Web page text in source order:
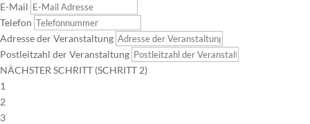
E-Mail
Telefon
Adresse der Veranstaltung
Postleitzahl der Veranstaltung
NÄCHSTER SCHRITT (SCHRITT 2)
1
2
3